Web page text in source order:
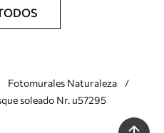
Fotomurales Naturaleza
soleado Nr. u57295